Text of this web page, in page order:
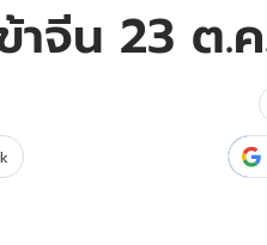
ยไทย
วัยรุ่
รถ
สุขภ
าจีน 23 ต.